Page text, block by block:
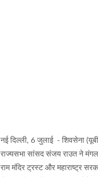
नई दिल्ली, 6 जुलाई - शिवसेना
राज्यसभा सांसद संजय राउत ने
राम मंदिर ट्रस्ट और महाराष्ट्र